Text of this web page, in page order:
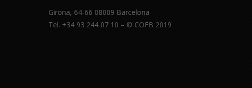
Girona, 64-66 08009 Barcelona
Tel. +34 93 244 07 10 – © COFB 2019